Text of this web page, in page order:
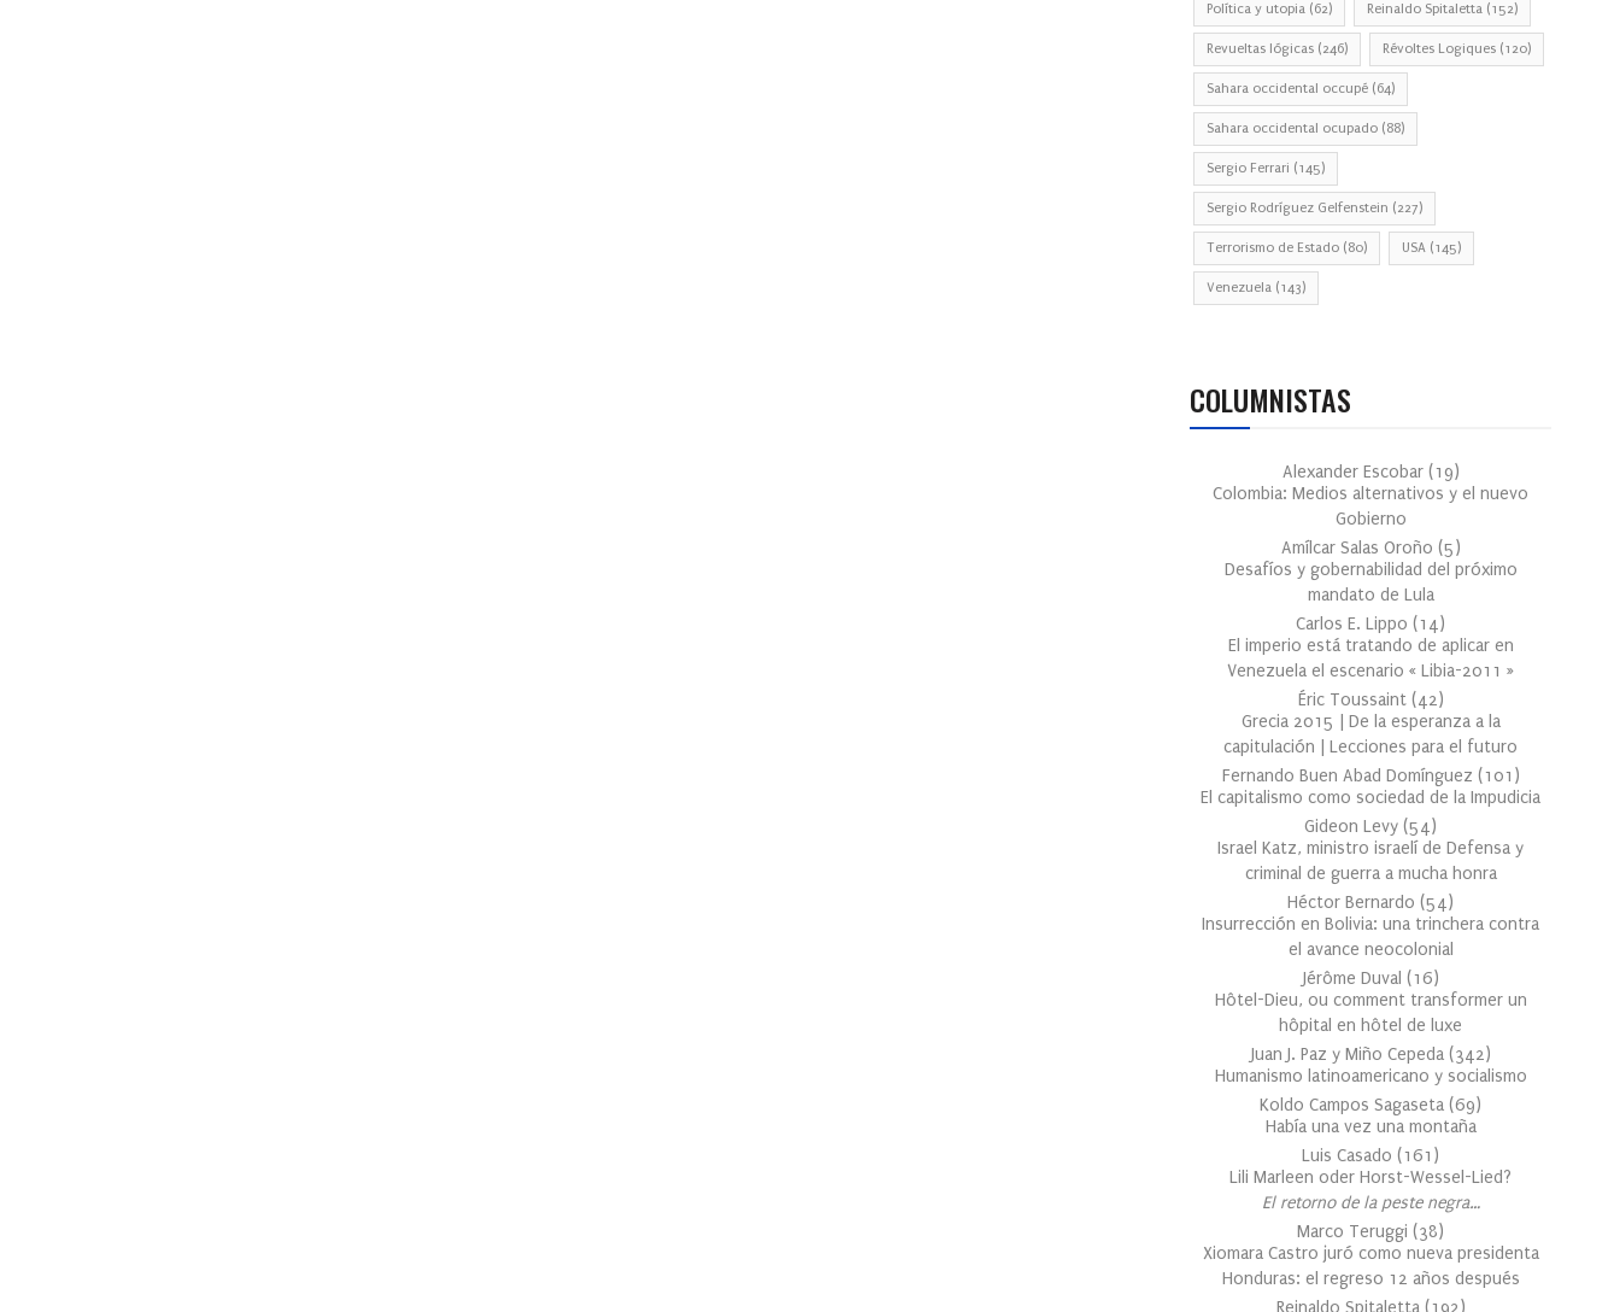
Política y utopia (62) Reinaldo Spitaletta (152)
Revueltas lógicas (246) Révoltes Logiques (120)
Sahara occidental occupé (64)
Sahara occidental ocupado (88)
Sergio Ferrari (145)
Sergio Rodríguez Gelfenstein (227)
Terrorismo de Estado (80) USA (145)
Venezuela (143)
COLUMNISTAS
Alexander Escobar (19)
Colombia: Medios alternativos y el nuevo
Gobierno
Amílcar Salas Oroño (5)
Desafíos y gobernabilidad del próximo
mandato de Lula
Carlos E. Lippo (14)
El imperio está tratando de aplicar en
Venezuela el escenario « Libia-2011 »
Éric Toussaint (42)
Grecia 2015 | De la esperanza a la
capitulación | Lecciones para el futuro
Fernando Buen Abad Domínguez (101 )
El capitalismo como sociedad de la Impudicia
Gideon Levy (54)
Israel Katz, ministro israelí de Defensa y
criminal de guerra a mucha honra
Héctor Bernardo (54)
Insurrección en Bolivia: una trinchera contra
el avance neocolonial
Jérôme Duval (16)
Hôtel-Dieu, ou comment transformer un
hôpital en hôtel de luxe
Juan J. Paz y Miño Cepeda (342)
Humanismo latinoamericano y socialismo
Koldo Campos Sagaseta (69)
Había una vez una montaña
Luis Casado (161 )
Lili Marleen oder Horst-Wessel-Lied?
El retorno de la peste negra…
Marco Teruggi (38)
Xiomara Castro juró como nueva presidenta
Honduras: el regreso 12 años después